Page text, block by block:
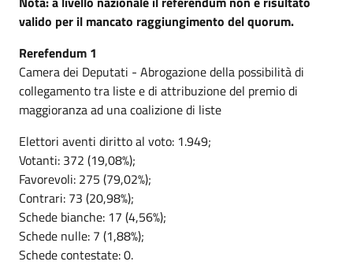
valido per il mancato raggiungimento del quorum.
Rerefendum 1
Camera dei Deputati - Abrogazione della possibilità di
collegamento tra liste e di attribuzione del premio di
maggioranza ad una coalizione di liste
Elettori aventi diritto al voto: 1.949;
Votanti: 372 (19,08%);
Favorevoli: 275 (79,02%);
Contrari: 73 (20,98%);
Schede bianche: 17 (4,56%);
Schede nulle: 7 (1,88%);
Schede contestate: 0.